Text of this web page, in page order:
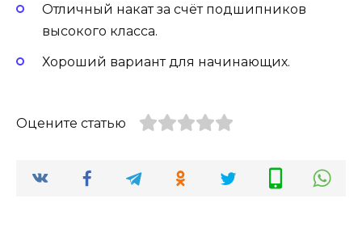
Отличный накат за счёт подшипников
высокого класса.
Хороший вариант для начинающих.
Оцените статью